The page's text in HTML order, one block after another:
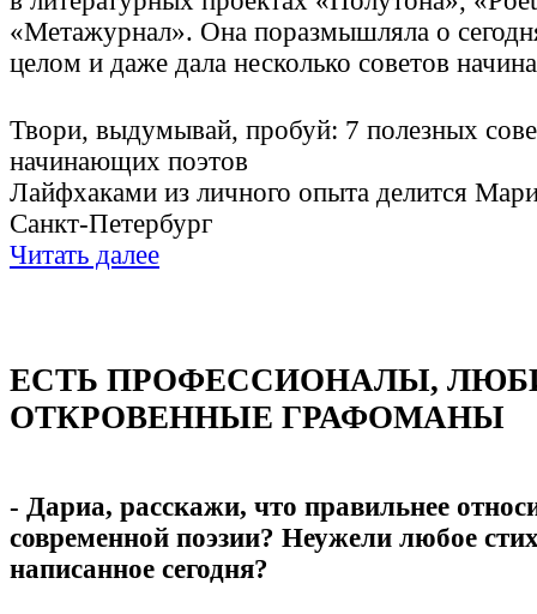
«Метажурнал». Она поразмышляла о
целом и даже дала несколько советов
Твори, выдумывай, пробуй: 7 полезных
начинающих поэтов
Лайфхаками из личного опыта делится
Санкт-Петербург
Читать далее
ЕСТЬ ПРОФЕССИОНАЛЫ,
ОТКРОВЕННЫЕ ГРАФОМАНЫ
- Дариа, расскажи, что правильнее
современной поэзии? Неужели любое
написанное сегодня?